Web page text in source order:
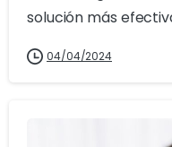
solución más
04/04/2024